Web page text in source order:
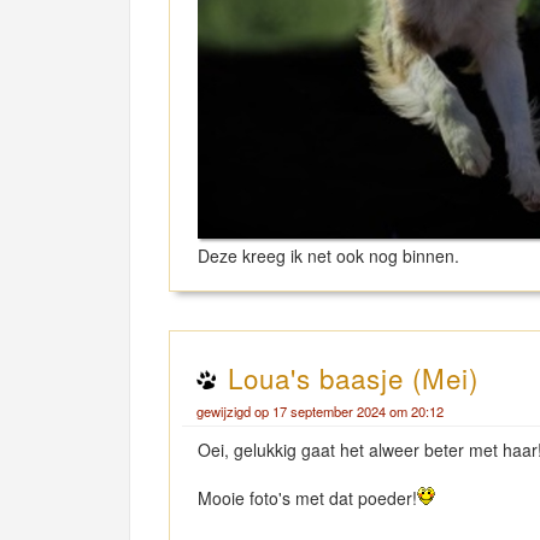
Deze kreeg ik net ook nog binnen.
Loua's baasje (Mei)
gewijzigd op 17 september 2024 om 20:12
Oei, gelukkig gaat het alweer beter met
Mooie foto's met dat poeder!